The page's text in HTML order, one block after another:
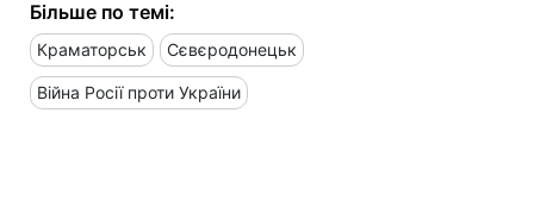
Більше по темі:
Краматорськ Сєвєродонецьк
Війна Росії проти України